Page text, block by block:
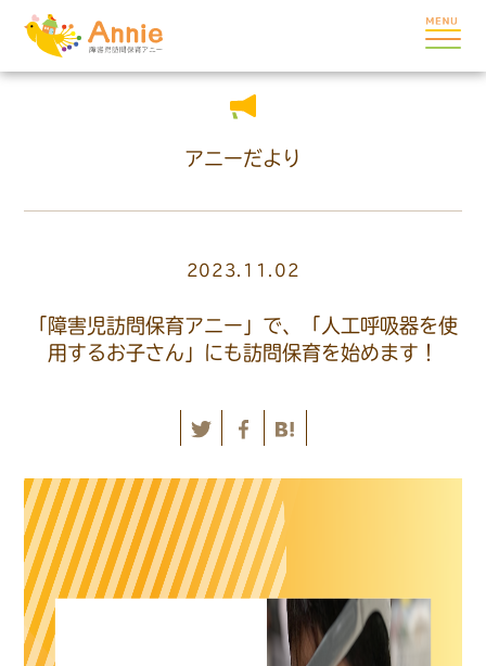
アニーだより
2023.11.02
「障害児訪問保育アニー」で、「人工呼吸器を使
用するお子さん」にも訪問保育を始めます！